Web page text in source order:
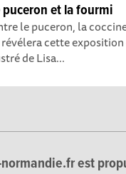
puceron et la fourmi
le puceron, la
révélera cette
de Lisa...
est